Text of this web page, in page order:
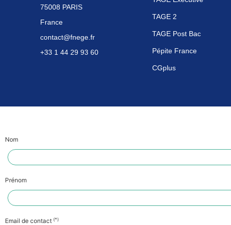
75008 PARIS
France
contact@fnege.fr
+33 1 44 29 93 60
TAGE 2
TAGE Post Bac
Pépite France
CGplus
Nom
Prénom
Email de contact (*)